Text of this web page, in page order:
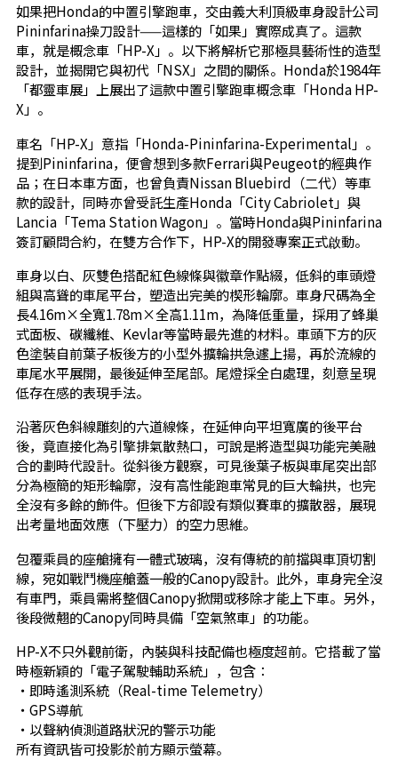
如果把Honda的中置引擎跑車，交由義大利頂級車身設計公司
Pininfarina操刀設計——這樣的「如果」實際成真了。這款
車，就是概念車「HP-X」。以下將解析它那極具藝術性的造型
設計，並揭開它與初代「NSX」之間的關係。Honda於1984年
「都靈車展」上展出了這款中置引擎跑車概念車「Honda HP-
X」。
車名「HP-X」意指「Honda-Pininfarina-Experimental」。
提到Pininfarina，便會想到多款Ferrari與Peugeot的經典作
品；在日本車方面，也曾負責Nissan Bluebird（二代）等車
款的設計，同時亦曾受託生產Honda「City Cabriolet」與
Lancia「Tema Station Wagon」。當時Honda與Pininfarina
簽訂顧問合約，在雙方合作下，HP-X的開發專案正式啟動。
車身以白、灰雙色搭配紅色線條與徽章作點綴，低斜的車頭燈
組與高聳的車尾平台，塑造出完美的楔形輪廓。車身尺碼為全
長4.16m×全寬1.78m×全高1.11m，為降低重量，採用了蜂巢
式面板、碳纖維、Kevlar等當時最先進的材料。車頭下方的灰
色塗裝自前葉子板後方的小型外擴輪拱急遽上揚，再於流線的
車尾水平展開，最後延伸至尾部。尾燈採全白處理，刻意呈現
低存在感的表現手法。
沿著灰色斜線雕刻的六道線條，在延伸向平坦寬廣的後平台
後，竟直接化為引擎排氣散熱口，可說是將造型與功能完美融
合的劃時代設計。從斜後方觀察，可見後葉子板與車尾突出部
分為極簡的矩形輪廓，沒有高性能跑車常見的巨大輪拱，也完
全沒有多餘的飾件。但後下方卻設有類似賽車的擴散器，展現
出考量地面效應（下壓力）的空力思維。
包覆乘員的座艙擁有一體式玻璃，沒有傳統的前擋與車頂切割
線，宛如戰鬥機座艙蓋一般的Canopy設計。此外，車身完全沒
有車門，乘員需將整個Canopy掀開或移除才能上下車。另外，
後段微翹的Canopy同時具備「空氣煞車」的功能。
HP-X不只外觀前衛，內裝與科技配備也極度超前。它搭載了當
時極新穎的「電子駕駛輔助系統」，包含：
・即時遙測系統（Real-time Telemetry）
・GPS導航
・以聲納偵測道路狀況的警示功能
所有資訊皆可投影於前方顯示螢幕。